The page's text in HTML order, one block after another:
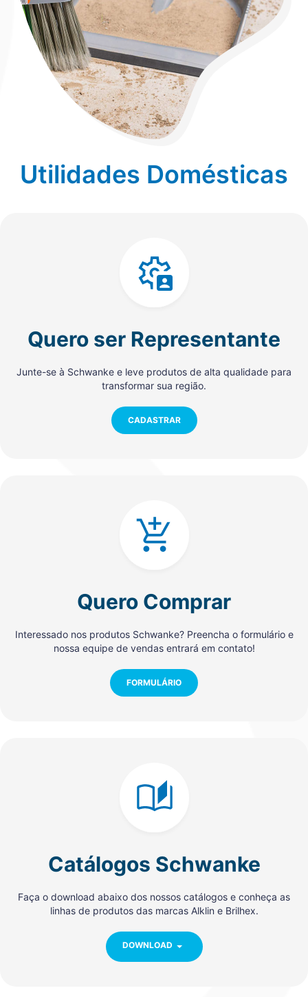
Utilidades Domésticas
Quero ser Representante
Junte-se à Schwanke e leve produtos de alta qualidade para
transformar sua região.
CADASTRAR
Quero Comprar
Interessado nos produtos Schwanke? Preencha o formulário e
nossa equipe de vendas entrará em contato!
FORMULÁRIO
Catálogos Schwanke
Faça o download abaixo dos nossos catálogos e conheça as
linhas de produtos das marcas Alklin e Brilhex.
DOWNLOAD